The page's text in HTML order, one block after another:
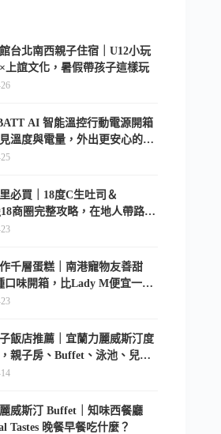
台北南西親子住宿｜U12小玩
上誼文化，暑假帶孩子這樣玩
AI 智能溫控行動電源開箱
見溫度與電量，外出更安心的
行動電源
必買｜18度C生吐司＆
商圈完整攻略，在地人帶路這
千層蛋糕｜南港寵物友善甜
口味開箱，比Lady M便宜一半
藏版
飯店推薦｜宜蘭力麗威斯汀度
親子房、Buffet、泳池、兒童
適合放電
威斯汀 Buffet｜知味西餐廳
Tastes 晚餐早餐吃什麼？